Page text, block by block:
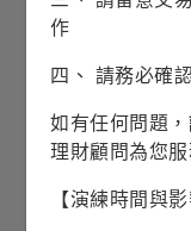
率。
資組合的債信品質
穆迪及惠譽)之評等
評級；而若均未賦
項目包含債券以及
AAA(最高級)~D(最
作
四、 請務必確
如有任何問題，
理財顧問為您服
【演練時間與影